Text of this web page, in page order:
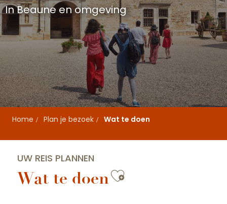
In Beaune en omgeving
Home Plan je bezoek Wat te doen
UW REIS PLANNEN
Wat te doenAjouter aux